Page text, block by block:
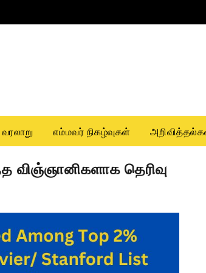
வரலாறு எம்மவர் நிகழ்வுகள்
விஞ்ஞானிகளாக தெரிவு